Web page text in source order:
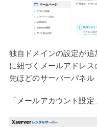
独自ドメインの設定が
に紐づくメールアドレス
先ほどのサーバーパネル
「メールアカウント設定